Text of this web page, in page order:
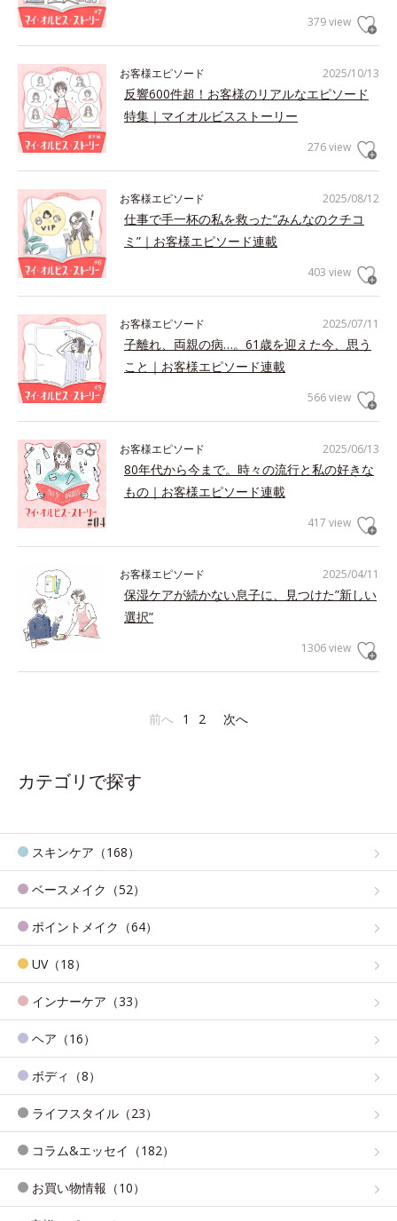
379 view
2025/10/13
お客様エピソード
反響600件超！お客様のリアルなエピソード
特集｜マイオルビスストーリー
276 view
2025/08/12
お客様エピソード
仕事で手一杯の私を救った“みんなのクチコ
ミ”｜お客様エピソード連載
403 view
2025/07/11
お客様エピソード
子離れ、両親の病…。61歳を迎えた今、思う
こと｜お客様エピソード連載
566 view
2025/06/13
お客様エピソード
80年代から今まで。時々の流行と私の好きな
もの｜お客様エピソード連載
417 view
2025/04/11
お客様エピソード
保湿ケアが続かない息子に、見つけた”新しい
選択”
1306 view
前へ 1 2 次へ
カテゴリで探す
スキンケア（168）
ベースメイク（52）
ポイントメイク（64）
UV（18）
インナーケア（33）
ヘア（16）
ボディ（8）
ライフスタイル（23）
コラム&エッセイ（182）
お買い物情報（10）